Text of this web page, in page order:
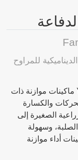
للمراوح
تُعد ماكينتا من طراز YFW-300 وYFW-500 ماكينات موازنة ذات
والكسارة
الصغيرة إلى
وسهولة
أداء موازنة